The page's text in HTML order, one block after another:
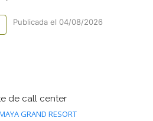
Publicada el 04/08/2026
de call center
GRAND RESORT